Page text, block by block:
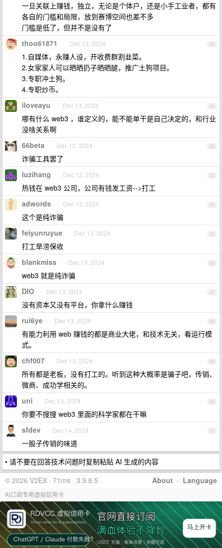
一旦关联上赚钱，独立，无论是个体户，还是小手工业者，都有
各自的门槛和局限，放到赛博空间也差不多
门槛是低了，但并不是没有了
20
thoo61871 Dec 13, 2024
1.自媒体，永赚人设，开收费群割韭菜。
2.女家家人可以晒晒扔子晒晒腿，推广土狗项目。
3.专职冲土狗。
4.专职炒币。
21
iloveayu Dec 13, 2024
哪有什么 web3 ，谁定义的，能不能单干是自己决定的，和行业
没啥关系啊
22
66beta Dec 13, 2024
诈骗工具罢了
23
luzihang Dec 13, 2024
热钱在 web3 公司，公司有钱发工资-->打工
24
adwords Dec 13, 2024
这个是纯诈骗
25
feiyunruyue Dec 13, 2024
打工旱涝保收
26
blankmiss Dec 13, 2024
web3 就是纯诈骗
27
DIO Dec 13, 2024
没有资本又没有平台，你拿什么赚钱
28
rui6ye Dec 13, 2024
有能力利用 web 赚钱的都是商业大佬，和技术无关，看运行模
式。
29
chf007 Dec 13, 2024
所有都是老板，没有打工的。听到这种大概率是骗子吧，传销、
微商、成功学相关的。
30
uni Dec 13, 2024
你要不搜搜 web3 里面的科学家都在干嘛
31
sfdev Dec 14, 2024
一股子传销的味道
• 请不要在回答技术问题时复制粘贴 AI 生成的内容
About · Language
© 2026 V2EX · 71ms · 3.9.8.5
AI订阅专用虚拟信用卡